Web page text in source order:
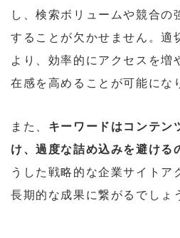
し、検索ボリュームや競合の
することが欠かせません。適
より、効率的にアクセスを増
在感を高めることが可能にな
また、 キーワードはコンテン
け、過度な詰め込みを避ける
うした戦略的な企業サイトア
長期的な成果に繋がるでしょ